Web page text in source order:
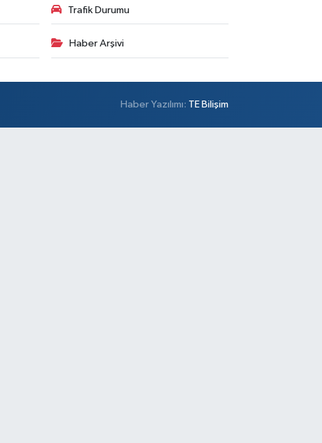
Trafik Durumu
Haber Arşivi
Haber Yazılımı: TE Bilişim